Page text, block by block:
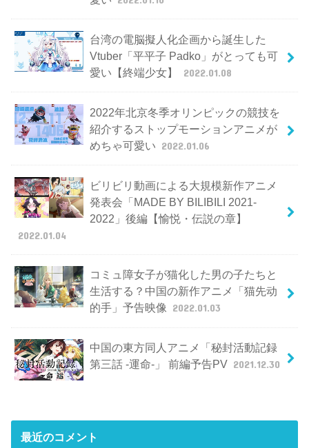
台湾の電脳擬人化企画から誕生した
Vtuber「平平子 Padko」がとっても可
愛い【終端少女】
2022.01.08
2022年北京冬季オリンピックの競技を
紹介するストップモーションアニメが
めちゃ可愛い 2022.01.06
ビリビリ動画による大規模新作アニメ
発表会「MADE BY BILIBILI 2021-
2022」後編【愉悦・伝説の章】
2022.01.04
コミュ障女子が猫化した男の子たちと
生活する？中国の新作アニメ「猫先动
的手」予告映像
2022.01.03
中国の東方同人アニメ「秘封活動記録
第三話 -運命-」 前編予告PV 2021.12.30
最近のコメント